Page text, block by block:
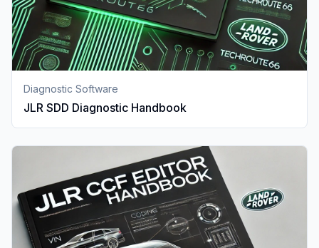
Diagnostic Software
JLR SDD Diagnostic Handbook